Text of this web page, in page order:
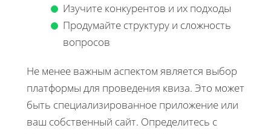
Изучите конкурентов и их подходы
Продумайте структуру и сложность
вопросов
Не менее важным аспектом является выбор
платформы для проведения квиза. Это может
быть специализированное приложение или
ваш собственный сайт. Определитесь с